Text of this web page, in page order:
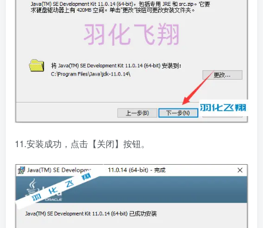
11.安装成功，点击【关闭】按钮。